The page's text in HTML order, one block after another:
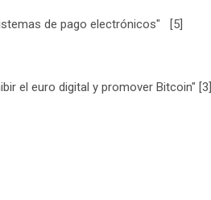
de pago electrónicos" [5]
el euro digital y promover Bitcoin" [3]